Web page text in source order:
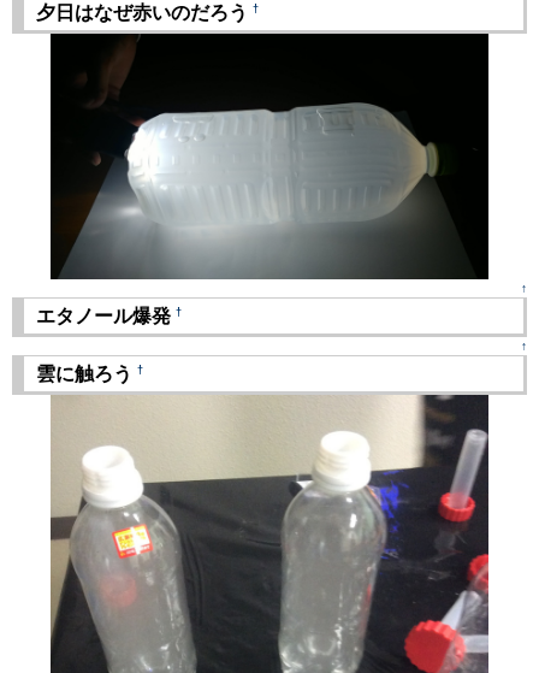
夕日はなぜ赤いのだろう †
↑
エタノール爆発 †
↑
雲に触ろう †